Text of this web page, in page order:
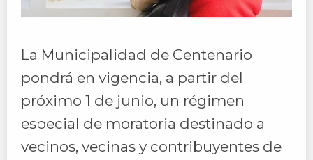
La Municipalidad de Centenario
pondrá en vigencia, a partir del
próximo 1 de junio, un régimen
especial de moratoria destinado a
vecinos, vecinas y contribuyentes de